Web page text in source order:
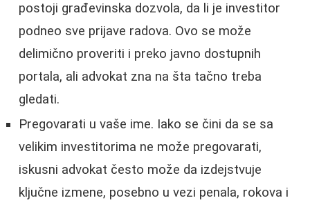
postoji građevinska dozvola, da li je investitor
podneo sve prijave radova. Ovo se može
delimično proveriti i preko javno dostupnih
portala, ali advokat zna na šta tačno treba
gledati.
Pregovarati u vaše ime. Iako se čini da se sa
velikim investitorima ne može pregovarati,
iskusni advokat često može da izdejstvuje
ključne izmene, posebno u vezi penala, rokova i